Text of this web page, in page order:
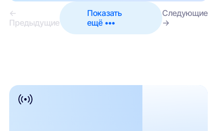
←
Предыдущие
Показать
ещё •••
Следующие
→